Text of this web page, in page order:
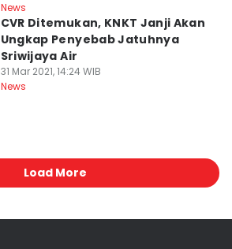
News
CVR Ditemukan, KNKT Janji Akan
Ungkap Penyebab Jatuhnya
Sriwijaya Air
31 Mar 2021, 14:24 WIB
News
Load More